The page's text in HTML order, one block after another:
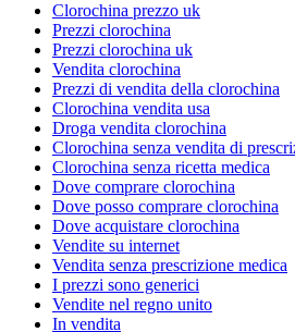
Clorochina prezzo uk
Prezzi clorochina
Prezzi clorochina uk
Vendita clorochina
Prezzi di vendita della clorochina
Clorochina vendita usa
Droga vendita clorochina
Clorochina senza vendita di
Clorochina senza ricetta medica
Dove comprare clorochina
Dove posso comprare clorochina
Dove acquistare clorochina
Vendite su internet
Vendita senza prescrizione medica
I prezzi sono generici
Vendite nel regno unito
In vendita